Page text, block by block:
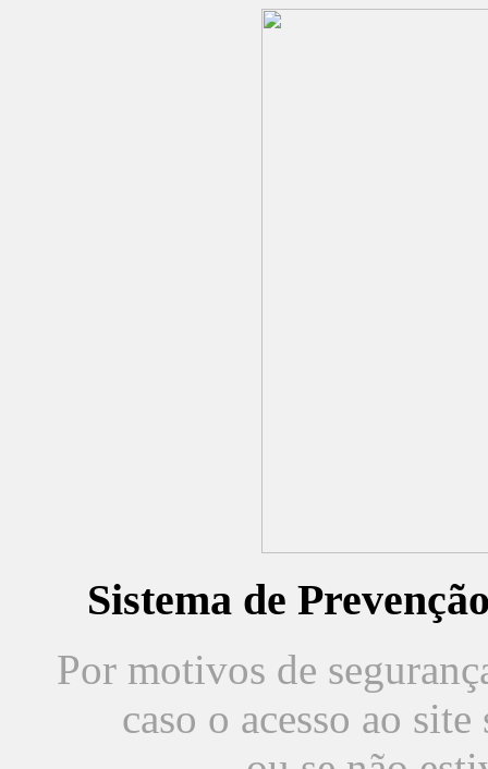
Sistema de
Por motivos de
caso o acesso ao